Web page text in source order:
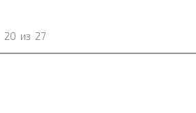
20 из 27